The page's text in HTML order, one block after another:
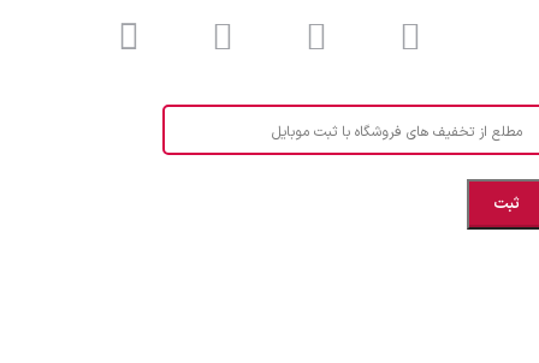
مطلع از تخفیف های فروشگاه با ثبت موبایل